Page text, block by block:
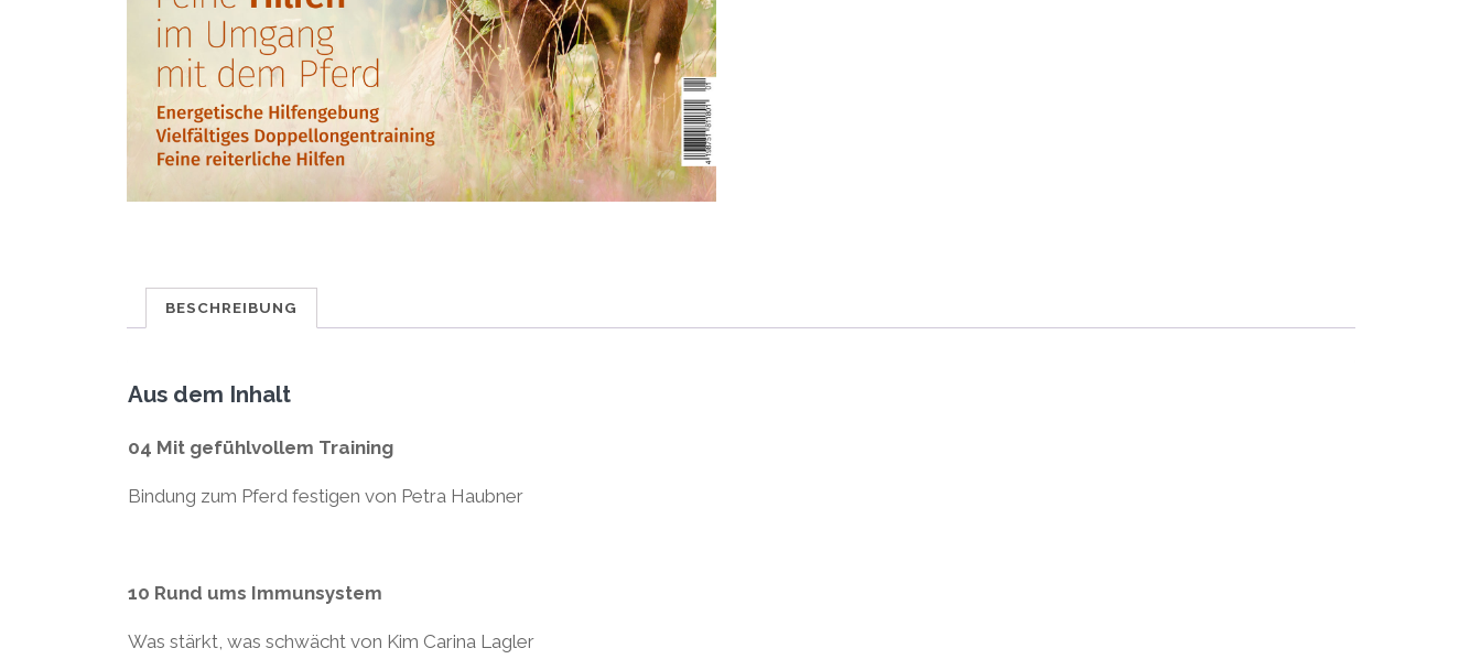
BESCHREIBUNG
Aus dem Inhalt
04 Mit gefühlvollem Training
Bindung zum Pferd festigen von Petra Haubner
10 Rund ums Immunsystem
Was stärkt, was schwächt von Kim Carina Lagler